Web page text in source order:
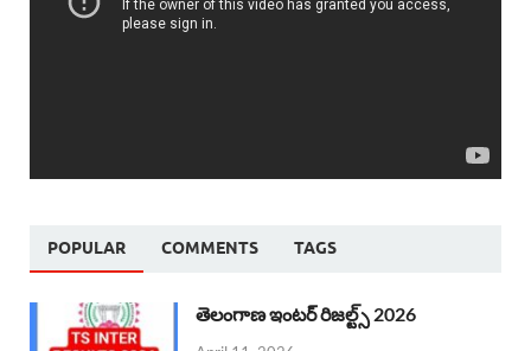
POPULAR COMMENTS TAGS
తెలంగాణ ఇంటర్ రిజల్ట్స్ 2026